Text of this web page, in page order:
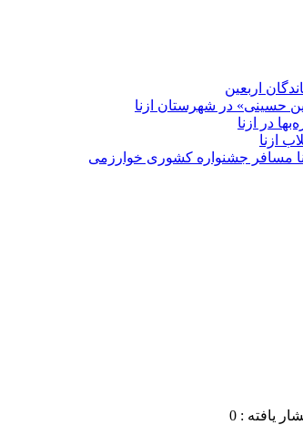
اربعین
حسینی» در شهرستان ازنا
در ازنا
ازنا
مسافر جشنواره کشوری خوارزمی
یافته : 0